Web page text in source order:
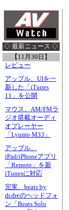
◇ 最新ニュース ◇
【11月30日】
レビュー
アップル、UIを一
新した「iTunes
11」を公開
マウス、AM/FMラ
ジオ搭載オーディ
オプレーヤー
「Lyumo M33」
アップル、
iPad/iPhoneアプリ
「Remote」を新
iTunesに対応
完実、beats by
dr.dreのヘッドフォ
ン「Beats Solo